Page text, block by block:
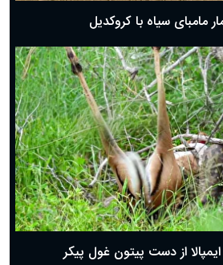
مامبای سیاه با کروکدیل
از دست پیتون غول پیکر